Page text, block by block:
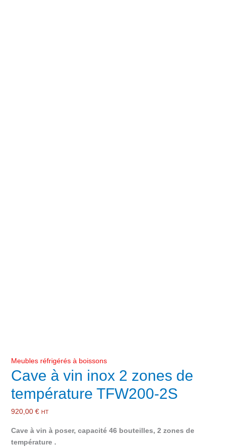
Meubles réfrigérés à boissons
Cave à vin inox 2 zones de
température TFW200-2S
920,00 € HT
Cave à vin à poser, capacité 46 bouteilles, 2 zones de
température .